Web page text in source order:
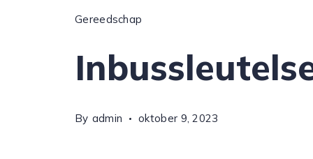
Gereedschap
By admin oktober 9, 2023